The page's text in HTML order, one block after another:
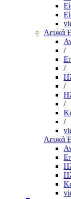
Λευκά
/
/
/
/
/
Λευκά